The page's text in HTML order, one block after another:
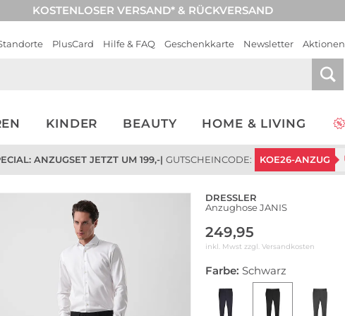
KOSTENLOSER VERSAND* & RÜCKVERSAND
PlusCard Hilfe & FAQ Geschenkkarte Newsletter Aktionen
KINDER BEAUTY HOME & LIVING
ANZUGSET JETZT UM 199,-| GUTSCHEINCODE: KOE26-ANZUG
DRESSLER
Anzughose JANIS
249,95
inkl. Mwst zzgl. Versandkosten
Farbe: Schwarz